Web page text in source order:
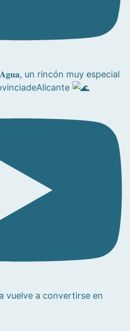
𝐀𝐠𝐮𝐚, un rincón muy especial
vuelve a convertirse en